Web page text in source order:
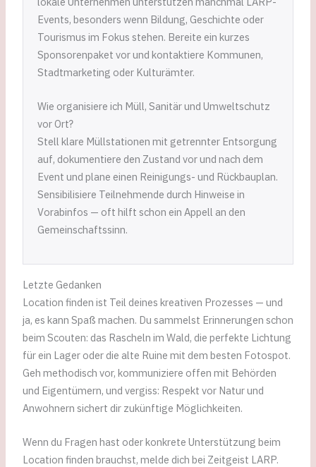
Events, besonders wenn Bildung, Geschichte oder
Tourismus im Fokus stehen. Bereite ein kurzes
Sponsorenpaket vor und kontaktiere Kommunen,
Stadtmarketing oder Kulturämter.
Wie organisiere ich Müll, Sanitär und Umweltschutz
vor Ort?
Stell klare Müllstationen mit getrennter Entsorgung
auf, dokumentiere den Zustand vor und nach dem
Event und plane einen Reinigungs- und Rückbauplan.
Sensibilisiere Teilnehmende durch Hinweise in
Vorabinfos — oft hilft schon ein Appell an den
Gemeinschaftssinn.
Letzte Gedanken
Location finden ist Teil deines kreativen Prozesses — und
ja, es kann Spaß machen. Du sammelst Erinnerungen schon
beim Scouten: das Rascheln im Wald, die perfekte Lichtung
für ein Lager oder die alte Ruine mit dem besten Fotospot.
Geh methodisch vor, kommuniziere offen mit Behörden
und Eigentümern, und vergiss: Respekt vor Natur und
Anwohnern sichert dir zukünftige Möglichkeiten.
Wenn du Fragen hast oder konkrete Unterstützung beim
Location finden brauchst, melde dich bei Zeitgeist LARP.